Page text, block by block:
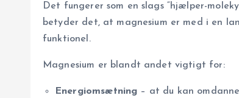
Det fungerer som en slags “hjælper-
betyder det, at magnesium er med i en
funktionel.
Magnesium er blandt andet vigtigt for:
Energiomsætning – at du kan